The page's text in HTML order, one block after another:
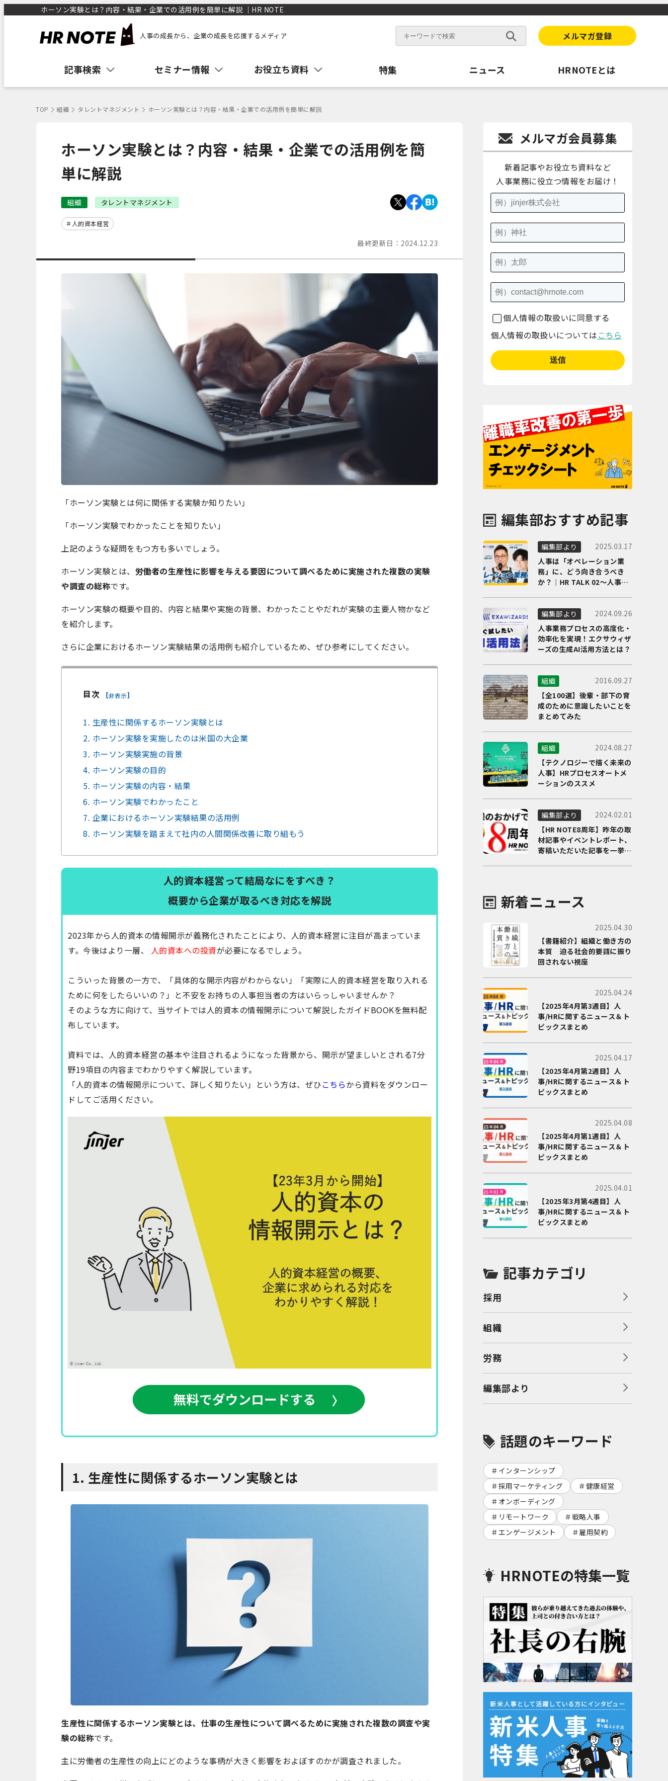
ホーソン実験とは？内容・結果・企業での活用例を簡単に解説 ｜HR NOTE
人事の成長から、企業の成長を応援するメディア メルマガ登録
記事検索 セミナー情報 お役立ち資料 特集 ニュース HRNOTEとは
TOP 組織 タレントマネジメント ホーソン実験とは？内容・結果・企業での活用例を簡単に解説
ホーソン実験とは？内容・結果・企業での活用例を簡
単に解説
組織 タレントマネジメント
人的資本経営
最終更新日： 2024.12.23
「ホーソン実験とは何に関係する実験か知りたい」
「ホーソン実験でわかったことを知りたい」
上記のような疑問をもつ方も多いでしょう。
ホーソン実験とは、 労働者の生産性に影響を与える要因について調べるために実施された複数の実験
や調査の総称です。
ホーソン実験の概要や目的、内容と結果や実施の背景、わかったことやだれが実験の主要人物かなど
を紹介します。
さらに企業におけるホーソン実験結果の活用例も紹介しているため、ぜひ参考にしてください。
目次 [非表示]
1. 生産性に関係するホーソン実験とは
2. ホーソン実験を実施したのは米国の大企業
3. ホーソン実験実施の背景
4. ホーソン実験の目的
5. ホーソン実験の内容・結果
6. ホーソン実験でわかったこと
7. 企業におけるホーソン実験結果の活用例
8. ホーソン実験を踏まえて社内の人間関係改善に取り組もう
人的資本経営って結局なにをすべき？
概要から企業が取るべき対応を解説
2023年から人的資本の情報開示が義務化されたことにより、人的資本経営に注目が高まっていま
す。今後はより一層、 人的資本への投資が必要になるでしょう。
こういった背景の一方で、「具体的な開示内容がわからない」「実際に人的資本経営を取り入れる
ために何をしたらいいの？」と不安をお持ちの人事担当者の方はいらっしゃいませんか？
そのような方に向けて、当サイトでは人的資本の情報開示について解説したガイドBOOKを無料配
布しています。
資料では、人的資本経営の基本や注目されるようになった背景から、開示が望ましいとされる7分
野19項目の内容までわかりやすく解説しています。
「人的資本の情報開示について、詳しく知りたい」という方は、ぜひこちらから資料をダウンロー
ドしてご活用ください。
1. 生産性に関係するホーソン実験とは
生産性に関係するホーソン実験とは、仕事の生産性について調べるために実施された複数の調査や実
験の総称です。
主に労働者の生産性の向上にどのような事柄が大きく影響をおよぼすのかが調査されました。
メルマガ会員募集
新着記事やお役立ち資料など
人事業務に役立つ情報をお届け！
個人情報の取扱いに同意する
個人情報の取扱いについては こちら
編集部おすすめ記事
編集部より
2025.03.17
人事は「オペレーション業
務」に、どう向き合うべき
か？｜HR TALK 02～人事DX
編集部より
2024.09.26
人事業務プロセスの高度化・
効率化を実現！エクサウィザ
ーズの生成AI活用方法とは？
組織
2016.09.27
【全100選】後輩・部下の育
成のために意識したいことを
まとめてみた
組織
2024.08.27
【テクノロジーで描く未来の
人事】HRプロセスオートメ
ーションのススメ
編集部より
2024.02.01
【HR NOTE8周年】昨年の取
材記事やイベントレポート、
寄稿いただいた記事を一挙に
新着ニュース
2025.04.30
【書籍紹介】組織と働き方の
本質 迫る社会的要請に振り
回されない視座
2025.04.24
【2025年4月第3週目】人
事/HRに関するニュース＆ト
ピックスまとめ
2025.04.17
【2025年4月第2週目】人
事/HRに関するニュース＆ト
ピックスまとめ
2025.04.08
【2025年4月第1週目】人
事/HRに関するニュース＆ト
ピックスまとめ
2025.04.01
【2025年3月第4週目】人
事/HRに関するニュース＆ト
ピックスまとめ
記事カテゴリ
採用
組織
労務
編集部より
話題のキーワード
インターンシップ
採用マーケティング
健康経営
オンボーディング
リモートワーク
戦略人事
エンゲージメント
雇用契約
HRNOTEの特集一覧